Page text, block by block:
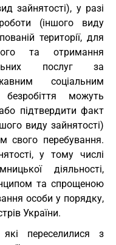
зайнятості), у разі
(іншого виду
території, для
та отримання
послуг за
соціальним
можуть
підтвердити факт
виду зайнятості)
свого перебування.
у тому числі
діяльності,
та спрощеною
особи у порядку,
України.
переселилися з